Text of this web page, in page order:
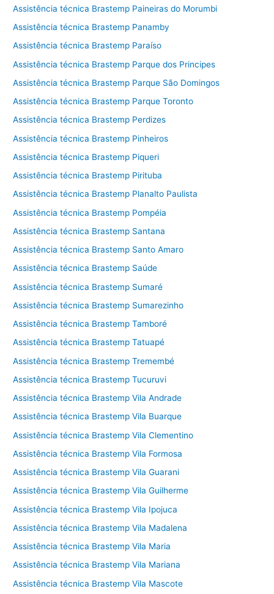
Assistência técnica Brastemp Paineiras do Morumbi
Assistência técnica Brastemp Panamby
Assistência técnica Brastemp Paraíso
Assistência técnica Brastemp Parque dos Principes
Assistência técnica Brastemp Parque São Domingos
Assistência técnica Brastemp Parque Toronto
Assistência técnica Brastemp Perdizes
Assistência técnica Brastemp Pinheiros
Assistência técnica Brastemp Piqueri
Assistência técnica Brastemp Pirituba
Assistência técnica Brastemp Planalto Paulista
Assistência técnica Brastemp Pompéia
Assistência técnica Brastemp Santana
Assistência técnica Brastemp Santo Amaro
Assistência técnica Brastemp Saúde
Assistência técnica Brastemp Sumaré
Assistência técnica Brastemp Sumarezinho
Assistência técnica Brastemp Tamboré
Assistência técnica Brastemp Tatuapé
Assistência técnica Brastemp Tremembé
Assistência técnica Brastemp Tucuruvi
Assistência técnica Brastemp Vila Andrade
Assistência técnica Brastemp Vila Buarque
Assistência técnica Brastemp Vila Clementino
Assistência técnica Brastemp Vila Formosa
Assistência técnica Brastemp Vila Guarani
Assistência técnica Brastemp Vila Guilherme
Assistência técnica Brastemp Vila Ipojuca
Assistência técnica Brastemp Vila Madalena
Assistência técnica Brastemp Vila Maria
Assistência técnica Brastemp Vila Mariana
Assistência técnica Brastemp Vila Mascote